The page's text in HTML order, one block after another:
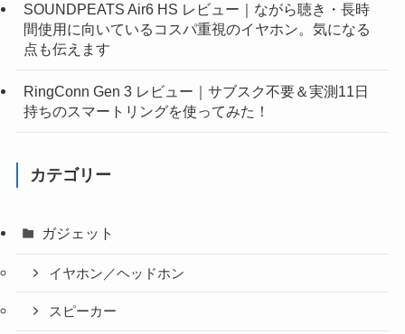
SOUNDPEATS Air6 HS レビュー｜ながら聴き・長時
間使用に向いているコスパ重視のイヤホン。気になる
点も伝えます
RingConn Gen 3 レビュー｜サブスク不要＆実測11日
持ちのスマートリングを使ってみた！
カテゴリー
ガジェット
イヤホン／ヘッドホン
スピーカー